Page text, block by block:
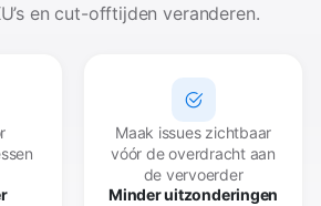
en cut-offtijden veranderen.
Maak issues zichtbaar
vóór de overdracht aan
de vervoerder
Minder uitzonderingen